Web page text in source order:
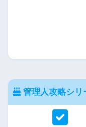
管理人攻略シリ